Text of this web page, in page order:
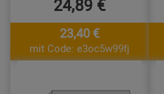
24,89 €
23,40 €
mit Code: e3oc5w99fj